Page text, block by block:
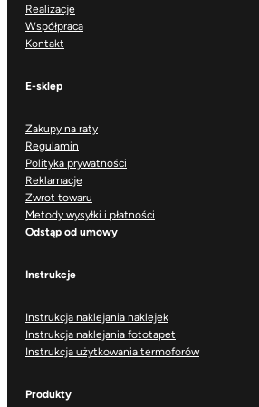
Realizacje
Współpraca
Kontakt
E-sklep
Zakupy na raty
Regulamin
Polityka prywatności
Reklamacje
Zwrot towaru
Metody wysyłki i płatności
Odstąp od umowy
Instrukcje
Instrukcja naklejania naklejek
Instrukcja naklejania fototapet
Instrukcja użytkowania termoforów
Produkty